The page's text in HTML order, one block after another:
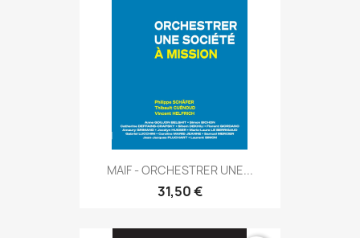
MAIF - ORCHESTRER UNE...
31,50 €